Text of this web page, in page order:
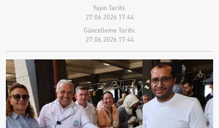
Yayın Tarihi:
27.06.2026 17:44
Güncelleme Tarihi:
27.06.2026 17:44